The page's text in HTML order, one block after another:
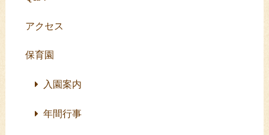
アクセス
保育園
入園案内
年間行事